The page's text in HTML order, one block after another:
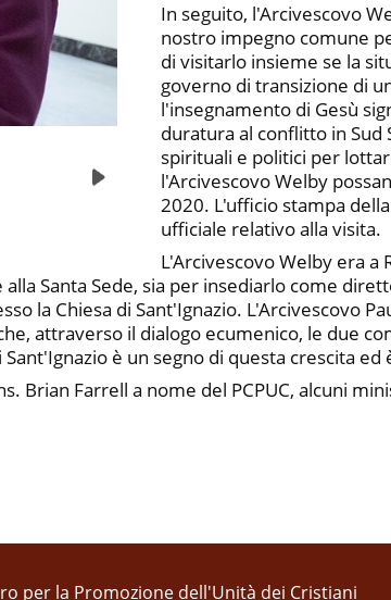
In seguito, l'Arcivescovo
nostro impegno comune
di visitarlo insieme se la
governo di transizione di
l'insegnamento di Gesù
duratura al conflitto in Sud
spirituali e politici per
l'Arcivescovo Welby
2020. L'ufficio stampa
ufficiale relativo alla visita.
L'Arcivescovo Welby era a
Santa Sede, sia per insediarlo come
la Chiesa di Sant'Ignazio. L'Arcivescovo
attraverso il dialogo ecumenico, le due
è un segno di questa crescita ed
Brian Farrell a nome del PCPUC, alcuni
per la Promozione dell'Unità dei Cristiani